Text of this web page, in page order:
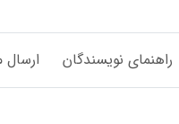
راهنمای نویسندگان ارسال